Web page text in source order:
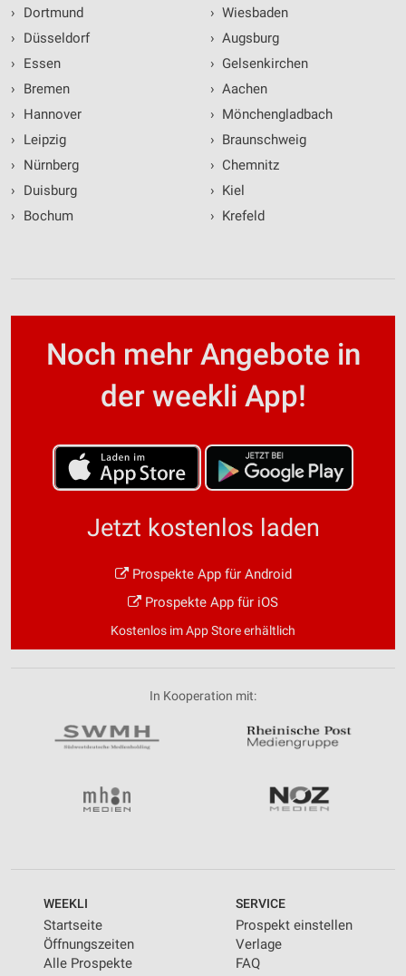
›
Dortmund
›
Düsseldorf
›
Essen
›
Bremen
›
Hannover
›
Leipzig
›
Nürnberg
›
Duisburg
›
Bochum
› Wiesbaden
› Augsburg
› Gelsenkirchen
› Aachen
› Mönchengladbach
› Braunschweig
› Chemnitz
› Kiel
› Krefeld
Noch mehr Angebote in
der weekli App!
Jetzt kostenlos laden
Prospekte App für Android
Prospekte App für iOS
Kostenlos im App Store erhältlich
In Kooperation mit:
WEEKLI
Startseite
Öffnungszeiten
Alle Prospekte
SERVICE
Prospekt einstellen
Verlage
FAQ